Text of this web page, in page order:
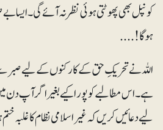
کونپل بھی پھوٹتی ہوئی نظر نہ آئے گی۔ ایسا
ہوگا!....
اللہ نے تحریکِ حق کے کارکنوں کے لیے صبر
ہے۔ اس مطالبے کو پورا کیے بغیر اگر آپ دن
لیے دعائیں کریں کہ غیراسلامی نظام کا غلبہ